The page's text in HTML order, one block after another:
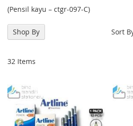
(Pensil kayu – ctgr-097-C)
32 Items
Sort
Shop By